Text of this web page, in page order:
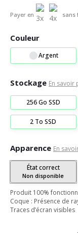
Payer en sans
Couleur
Argent
Stockage En savoir
256 Go SSD
2 To SSD
Apparence En
État correct
Non disponible
Produit 100%
Coque : Présence de
Traces d’écran visibles